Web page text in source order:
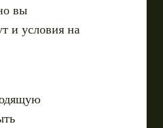
вы
и условия на